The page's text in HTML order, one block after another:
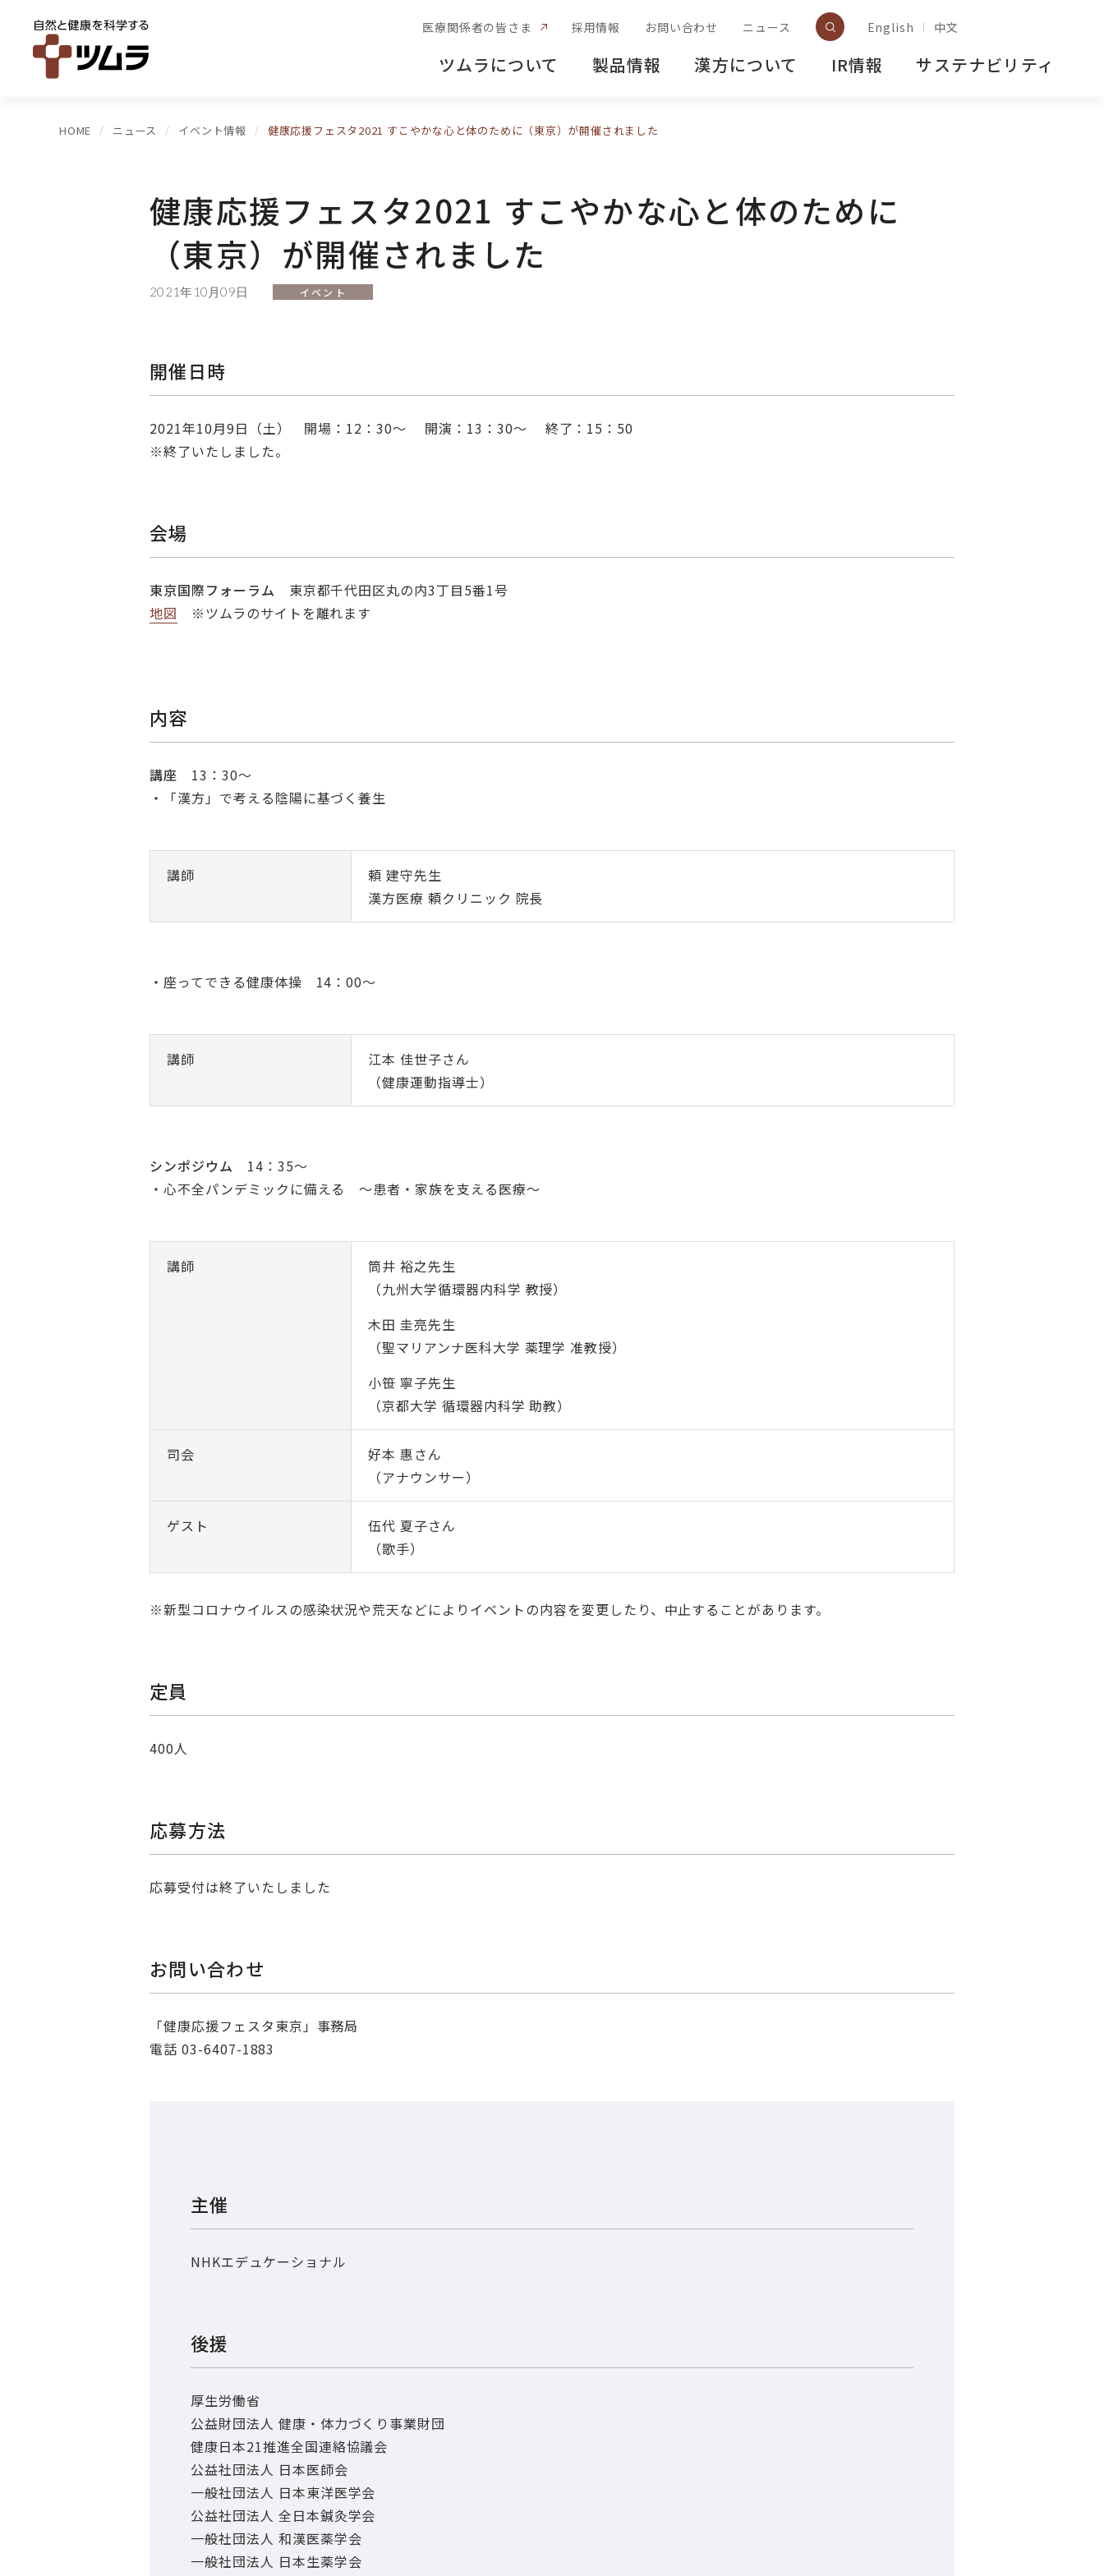
医療関係者の皆さま 採用情報 お問い合わせ ニュース English 中文
ツムラについて 製品情報 漢方について IR情報 サステナビリティ
HOME ニュース イベント情報 健康応援フェスタ2021 すこやかな心と体のために（東京）が開催されました
健康応援フェスタ2021 すこやかな心と体のために
（東京）が開催されました
2021年10月09日 イベント
開催日時
2021年10月9日（土） 開場：12：30～ 開演：13：30～ 終了：15：50
※終了いたしました。
会場
東京国際フォーラム 東京都千代田区丸の内3丁目5番1号
地図 ※ツムラのサイトを離れます
内容
講座 13：30～
・「漢方」で考える陰陽に基づく養生
講師
頼 建守先生
漢方医療 頼クリニック 院長
・座ってできる健康体操 14：00～
講師
江本 佳世子さん
（健康運動指導士）
シンポジウム 14：35～
・心不全パンデミックに備える ～患者・家族を支える医療～
講師
筒井 裕之先生
（九州大学循環器内科学 教授）
木田 圭亮先生
（聖マリアンナ医科大学 薬理学 准教授）
小笹 寧子先生
（京都大学 循環器内科学 助教）
司会
好本 惠さん
（アナウンサー）
ゲスト
伍代 夏子さん
（歌手）
※新型コロナウイルスの感染状況や荒天などによりイベントの内容を変更したり、中止することがあります。
定員
400人
応募方法
応募受付は終了いたしました
お問い合わせ
「健康応援フェスタ東京」事務局
電話 03-6407-1883
主催
NHKエデュケーショナル
後援
厚生労働省
公益財団法人 健康・体力づくり事業財団
健康日本21推進全国連絡協議会
公益社団法人 日本医師会
一般社団法人 日本東洋医学会
公益社団法人 全日本鍼灸学会
一般社団法人 和漢医薬学会
一般社団法人 日本生薬学会